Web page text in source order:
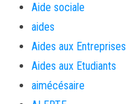
Aide sociale
aides
Aides aux Entreprises
Aides aux Etudiants
aimécésaire